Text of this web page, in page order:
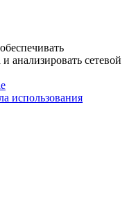
анализировать сетевой
использования